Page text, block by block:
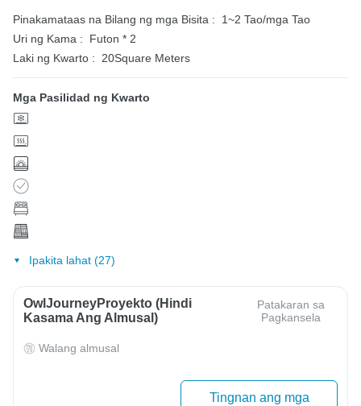
Pinakamataas na Bilang ng mga Bisita :
1~2 Tao/mga Tao
Uri ng Kama :
Futon * 2
Laki ng Kwarto :
20Square Meters
Mga Pasilidad ng Kwarto
Ipakita lahat (27)
OwlJourneyProyekto (Hindi
Kasama Ang Almusal)
Patakaran sa
Pagkansela
Walang almusal
Tingnan ang mga